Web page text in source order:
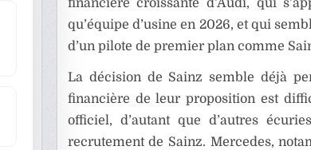
qu’équipe d’usine en 2026, et qui
d’un pilote de premier plan comme
La décision de Sainz semble déjà
financière de leur proposition est
officiel, d’autant que d’autres
recrutement de Sainz. Mercedes,